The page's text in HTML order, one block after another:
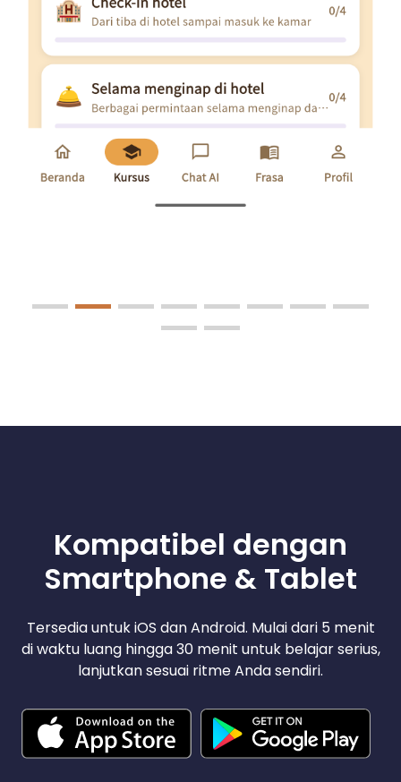
Kompatibel dengan
Smartphone & Tablet
Tersedia untuk iOS dan Android. Mulai dari 5 menit
di waktu luang hingga 30 menit untuk belajar serius,
lanjutkan sesuai ritme Anda sendiri.